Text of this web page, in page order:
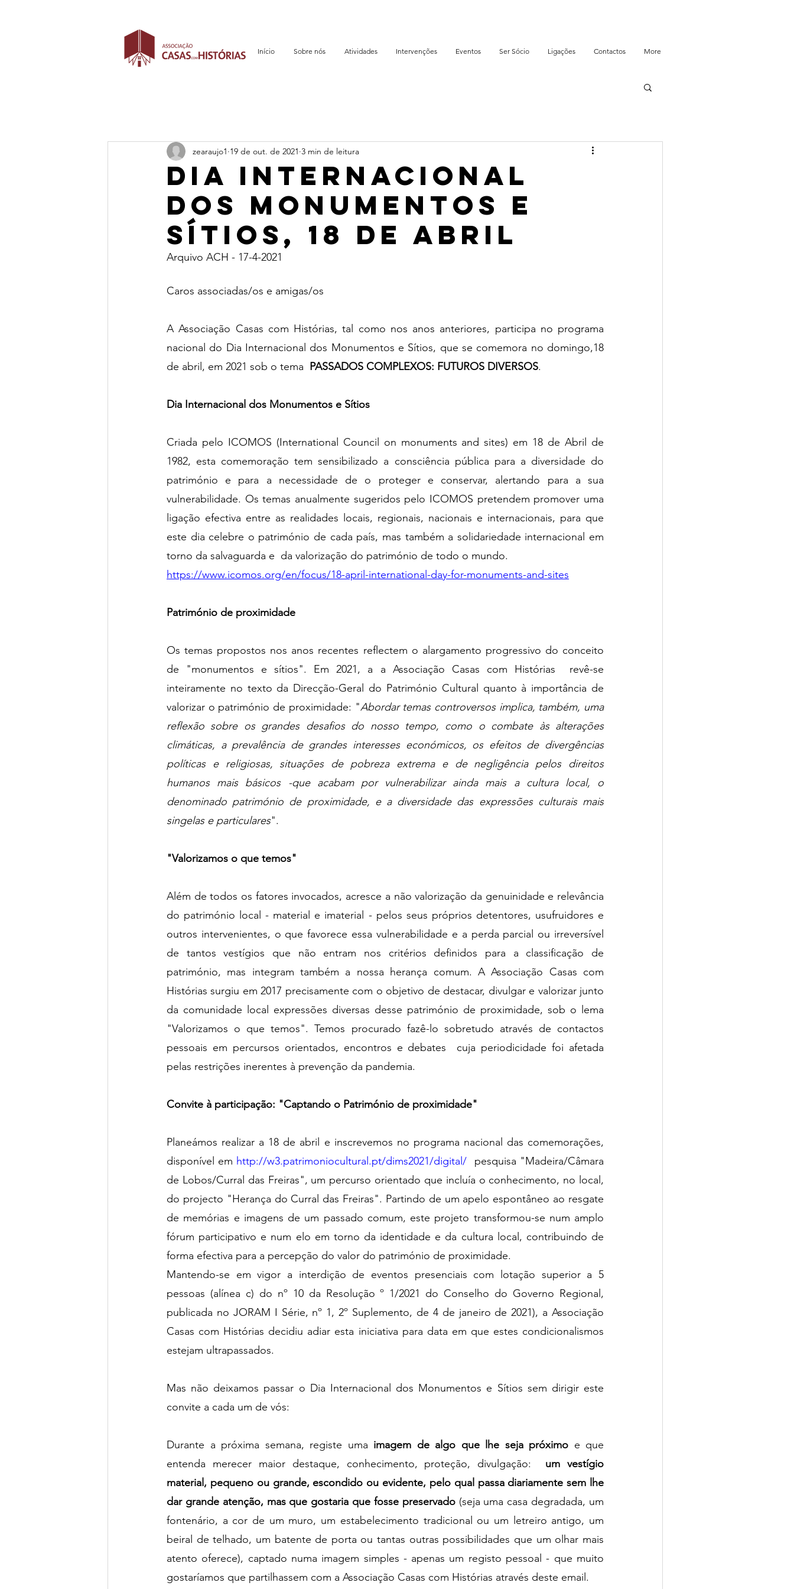
Início Sobre nós Atividades Intervenções Eventos Ser Sócio Ligações Contactos More
Dia Internacional
dos Monumentos e
Sítios, 18 de abril
zearaujo1 19 de out. de 2021 3 min de leitura
Arquivo ACH - 17-4-2021
Caros associadas/os e amigas/os
A Associação Casas com Histórias, tal como nos anos anteriores, participa no programa
nacional do Dia Internacional dos Monumentos e Sítios, que se comemora no domingo,18
de abril, em 2021 sob o tema PASSADOS COMPLEXOS: FUTUROS DIVERSOS.
Dia Internacional dos Monumentos e Sítios
Criada pelo ICOMOS (International Council on monuments and sites) em 18 de Abril de
1982, esta comemoração tem sensibilizado a consciência pública para a diversidade do
património e para a necessidade de o proteger e conservar, alertando para a sua
vulnerabilidade. Os temas anualmente sugeridos pelo ICOMOS pretendem promover uma
ligação efectiva entre as realidades locais, regionais, nacionais e internacionais, para que
este dia celebre o património de cada país, mas também a solidariedade internacional em
torno da salvaguarda e  da valorização do património de todo o mundo.
https://www.icomos.org/en/focus/18-april-international-day-for-monuments-and-sites
Património de proximidade
Os temas propostos nos anos recentes reflectem o alargamento progressivo do conceito
de "monumentos e sítios". Em 2021, a a Associação Casas com Histórias  revê-se
inteiramente no texto da Direcção-Geral do Património Cultural quanto à importância de
valorizar o património de proximidade: "Abordar temas controversos implica, também, uma
reflexão sobre os grandes desafios do nosso tempo, como o combate às alterações
climáticas, a prevalência de grandes interesses económicos, os efeitos de divergências
políticas e religiosas, situações de pobreza extrema e de negligência pelos direitos
humanos mais básicos -que acabam por vulnerabilizar ainda mais a cultura local, o
denominado património de proximidade, e a diversidade das expressões culturais mais
singelas e particulares".
"Valorizamos o que temos"
Além de todos os fatores invocados, acresce a não valorização da genuinidade e relevância
do património local - material e imaterial - pelos seus próprios detentores, usufruidores e
outros intervenientes, o que favorece essa vulnerabilidade e a perda parcial ou irreversível
de tantos vestígios que não entram nos critérios definidos para a classificação de
património, mas integram também a nossa herança comum. A Associação Casas com
Histórias surgiu em 2017 precisamente com o objetivo de destacar, divulgar e valorizar junto
da comunidade local expressões diversas desse património de proximidade, sob o lema
"Valorizamos o que temos". Temos procurado fazê-lo sobretudo através de contactos
pessoais em percursos orientados, encontros e debates  cuja periodicidade foi afetada
pelas restrições inerentes à prevenção da pandemia.
Convite à participação: "Captando o Património de proximidade"
Planeámos realizar a 18 de abril e inscrevemos no programa nacional das comemorações,
disponível em http://w3.patrimoniocultural.pt/dims2021/digital/
  pesquisa "Madeira/Câmara
de Lobos/Curral das Freiras", um percurso orientado que incluía o conhecimento, no local,
do projecto "Herança do Curral das Freiras". Partindo de um apelo espontâneo ao resgate
de memórias e imagens de um passado comum, este projeto transformou-se num amplo
fórum participativo e num elo em torno da identidade e da cultura local, contribuindo de
forma efectiva para a percepção do valor do património de proximidade.
Mantendo-se em vigor a interdição de eventos presenciais com lotação superior a 5
pessoas (alínea c) do nº 10 da Resolução º 1/2021 do Conselho do Governo Regional,
publicada no JORAM I Série, nº 1, 2º Suplemento, de 4 de janeiro de 2021), a Associação
Casas com Histórias decidiu adiar esta iniciativa para data em que estes condicionalismos
estejam ultrapassados.
Mas não deixamos passar o Dia Internacional dos Monumentos e Sítios sem dirigir este
convite a cada um de vós:
Durante a próxima semana, registe uma imagem de algo que lhe seja próximo e que
entenda merecer maior destaque, conhecimento, proteção, divulgação: um vestígio
material, pequeno ou grande, escondido ou evidente, pelo qual passa diariamente sem lhe
dar grande atenção, mas que gostaria que fosse preservado (seja uma casa degradada, um
fontenário, a cor de um muro, um estabelecimento tradicional ou um letreiro antigo, um
beiral de telhado, um batente de porta ou tantas outras possibilidades que um olhar mais
atento oferece), captado numa imagem simples - apenas um registo pessoal - que muito
gostaríamos que partilhassem com a Associação Casas com Histórias através deste email.